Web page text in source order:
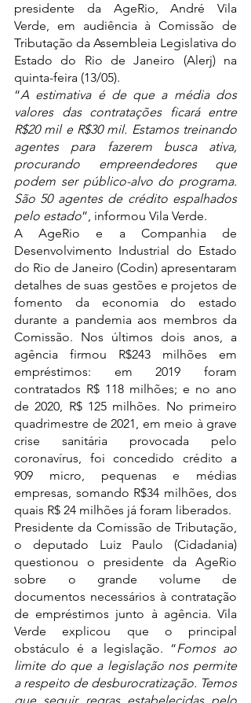
presidente da AgeRio, André Vila
Verde, em audiência à Comissão de
Tributação da Assembleia Legislativa do
Estado do Rio de Janeiro (Alerj) na
quinta-feira (13/05).
“A estimativa é de que a média dos
valores das contratações ficará entre
R$20 mil e R$30 mil. Estamos treinando
agentes para fazerem busca ativa,
procurando empreendedores que
podem ser público-alvo do programa.
São 50 agentes de crédito espalhados
pelo estado”, informou Vila Verde.
A AgeRio e a Companhia de
Desenvolvimento Industrial do Estado
do Rio de Janeiro (Codin) apresentaram
detalhes de suas gestões e projetos de
fomento da economia do estado
durante a pandemia aos membros da
Comissão. Nos últimos dois anos, a
agência firmou R$243 milhões em
empréstimos: em 2019 foram
contratados R$ 118 milhões; e no ano
de 2020, R$ 125 milhões. No primeiro
quadrimestre de 2021, em meio à grave
crise sanitária provocada pelo
coronavírus, foi concedido crédito a
909 micro, pequenas e médias
empresas, somando R$34 milhões, dos
quais R$ 24 milhões já foram liberados.
Presidente da Comissão de Tributação,
o deputado Luiz Paulo (Cidadania)
questionou o presidente da AgeRio
sobre o grande volume de
documentos necessários à contratação
de empréstimos junto à agência. Vila
Verde explicou que o principal
obstáculo é a legislação. “Fomos ao
limite do que a legislação nos permite
a respeito de desburocratização. Temos